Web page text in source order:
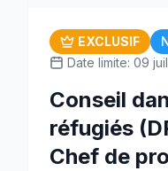
EXCLUSIF
Date limite: 09
Conseil
réfugiés
Chef de